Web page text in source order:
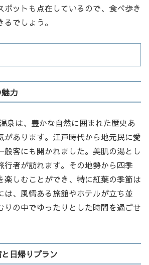
ポットも点在しているので、食べ歩き
でしょう。
力
泉は、豊かな自然に囲まれた歴史あ
があります。江戸時代から地元民に愛
般客にも開かれました。美肌の湯とし
行者が訪れます。その地勢から四季
楽しむことができ、特に紅葉の季節は
は、風情ある旅館やホテルが立ち並
りの中でゆったりとした時間を過ごせ
日帰りプラン